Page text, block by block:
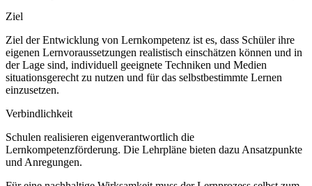
Ziel
Ziel der Entwicklung von Lernkompetenz ist es, dass Schüler ihre
eigenen Lernvoraussetzungen realistisch einschätzen können und in
der Lage sind, individuell geeignete Techniken und Medien
situationsgerecht zu nutzen und für das selbstbestimmte Lernen
einzusetzen.
Verbindlichkeit
Schulen realisieren eigenverantwortlich die
Lernkompetenzförderung. Die Lehrpläne bieten dazu Ansatzpunkte
und Anregungen.